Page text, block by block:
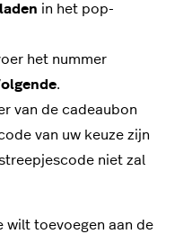
in het pop-
het nummer
.
van de cadeaubon
van uw keuze zijn
niet zal
wilt toevoegen aan de